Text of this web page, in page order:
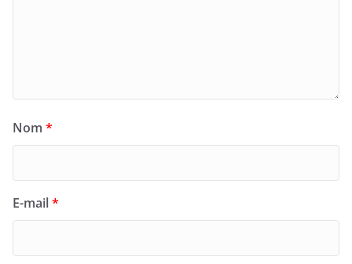
Nom *
E-mail*